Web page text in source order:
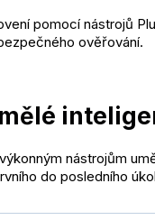
pomocí nástrojů
ověřování.
nástrojům
do posledního